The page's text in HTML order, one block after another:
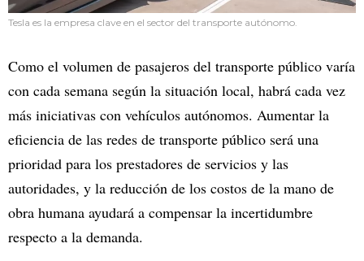
Tesla es la empresa clave en el sector del transporte autónomo.
Como el volumen de pasajeros del transporte público varía
con cada semana según la situación local, habrá cada vez
más iniciativas con vehículos autónomos. Aumentar la
eficiencia de las redes de transporte público será una
prioridad para los prestadores de servicios y las
autoridades, y la reducción de los costos de la mano de
obra humana ayudará a compensar la incertidumbre
respecto a la demanda.